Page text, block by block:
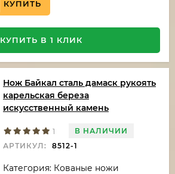
КУПИТЬ
КУПИТЬ В 1 КЛИК
Нож Байкал сталь дамаск рукоять
карельская береза
искусственный камень
1
В НАЛИЧИИ
АРТИКУЛ:
8512-1
Категория: Кованые ножи